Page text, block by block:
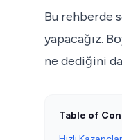
Bu rehberde
yapacağız.
ne dediğini
Table of